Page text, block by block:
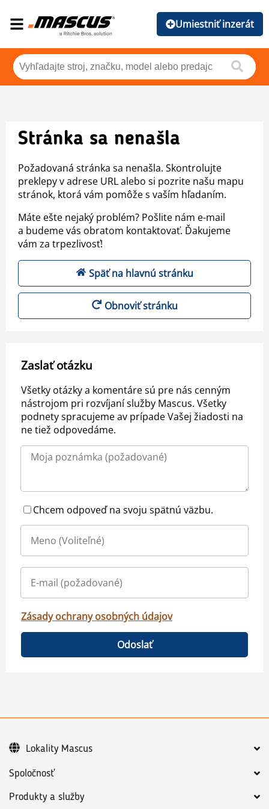
Umiestniť inzerát
Stránka sa nenašla
Požadovaná stránka sa nenašla. Skontrolujte
preklepy v adrese URL alebo si pozrite našu mapu
stránok, ktorá vám pomôže s vaším hľadaním.
Máte ešte nejaký problém? Pošlite nám e-mail
a budeme vás obratom kontaktovať. Ďakujeme
vám za trpezlivosť!
Späť na hlavnú stránku
Obnoviť stránku
Zaslať otázku
Všetky otázky a komentáre sú pre nás cenným
nástrojom pri rozvíjaní služby Mascus. Všetky
podnety spracujeme av prípade Vašej žiadosti na
ne tiež odpovedáme.
Chcem odpoveď na svoju spätnú väzbu.
Zásady ochrany osobných údajov
Odoslať
Spoločnosť
Produkty a služby
Lokality Mascus